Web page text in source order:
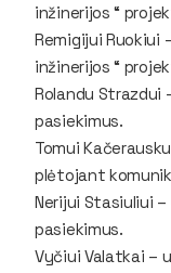
inžinerijos “
Remigijui
inžinerijos “
Rolandu Strazdui
pasiekimus.
Tomui
plėtojant
Nerijui Stasiuliui
pasiekimus.
Vyčiui Valatkai –